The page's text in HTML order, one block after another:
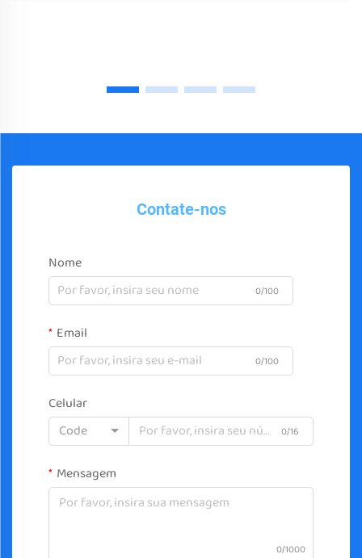
Contate-nos
Nome
0/100
Email
0/100
Celular
Code
0/16
Mensagem
0/1000